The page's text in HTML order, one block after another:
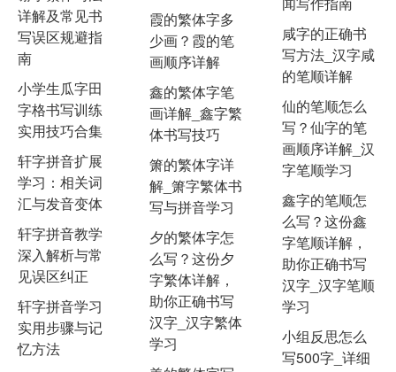
详解及常见书
写误区规避指
南
小学生瓜字田
字格书写训练
实用技巧合集
轩字拼音扩展
学习：相关词
汇与发音变体
轩字拼音教学
深入解析与常
见误区纠正
轩字拼音学习
实用步骤与记
忆方法
霞的繁体字多
少画？霞的笔
画顺序详解
鑫的繁体字笔
画详解_鑫字繁
体书写技巧
箫的繁体字详
解_箫字繁体书
写与拼音学习
夕的繁体字怎
么写？这份夕
字繁体详解，
助你正确书写
汉字_汉字繁体
学习
咸字的正确书
写方法_汉字咸
的笔顺详解
仙的笔顺怎么
写？仙字的笔
画顺序详解_汉
字笔顺学习
鑫字的笔顺怎
么写？这份鑫
字笔顺详解，
助你正确书写
汉字_汉字笔顺
学习
小组反思怎么
写500字_详细